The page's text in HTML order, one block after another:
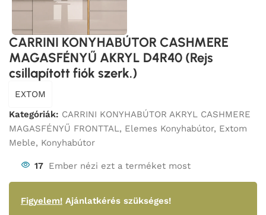
CARRINI KONYHABÚTOR CASHMERE
MAGASFÉNYŰ AKRYL D4R40 (Rejs
csillapított fiók szerk.)
EXTOM
Kategóriák: CARRINI KONYHABÚTOR AKRYL CASHMERE
MAGASFÉNYŰ FRONTTAL, Elemes Konyhabútor, Extom
Meble, Konyhabútor
17 Ember nézi ezt a terméket most
Figyelem! Ajánlatkérés szükséges!